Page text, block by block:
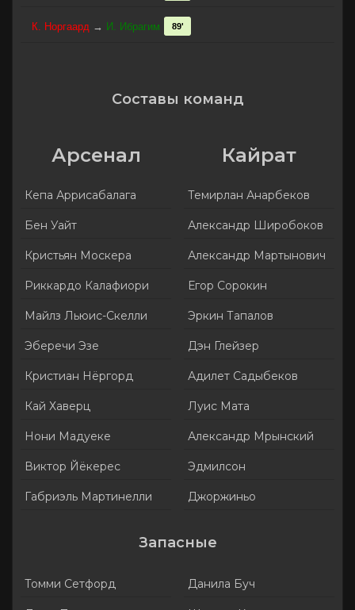
К. Норгаард → И. Ибрагим 89'
Составы команд
Арсенал
Кепа Аррисабалага
Бен Уайт
Кристьян Москера
Риккардо Калафиори
Майлз Льюис-Скелли
Эберечи Эзе
Кристиан Нёргорд
Кай Хаверц
Нони Мадуеке
Виктор Йёкерес
Габриэль Мартинелли
Кайрат
Темирлан Анарбеков
Александр Широбоков
Александр Мартынович
Егор Сорокин
Эркин Тапалов
Дэн Глейзер
Адилет Садыбеков
Луис Мата
Александр Мрынский
Эдмилсон
Джоржиньо
Запасные
Томми Сетфорд Данила Буч